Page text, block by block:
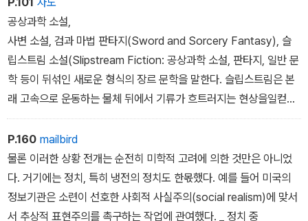
공상과학 소설,
사변 소설, 검과 마법 판타지(Sword and Sorcery Fantasy), 슬
립스트림 소설(Slipstream Fiction: 공상과학 소설, 판타지, 일반 문
학 등이 뒤섞인 새로운 형식의 장르 문학을 말한다. 슬립스트림은 본
래 고속으로 운동하는 물체 뒤에서 기류가 흐트러지는 현상을일컫는
다-옮긴이), 이 모든 것은 ‘경이로운 이야기(wonder tale)‘라는 동일
한우산 아래 놓여 있다. ˝
P.160 mailbird
물론 이러한 상황 전개는 순전히 미학적 고려에 의한 것만은 아니었
다. 거기에는 정치, 특히 냉전의 정치도 한몫했다. 예를 들어 미국의
정보기관은 소련이 선호한 사회적 사실주의(social realism)에 맞서
서 추상적 표현주의를 촉구하는 작업에 관여했다. _ 정치 중